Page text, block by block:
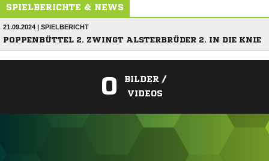
SPIELBERICHTE & NEWS
21.09.2024 | SPIELBERICHT
POPPENBÜTTEL 2. ZWINGT ALSTERBRÜDER 2. IN DIE KNIE
0
BILDER /
VIDEOS